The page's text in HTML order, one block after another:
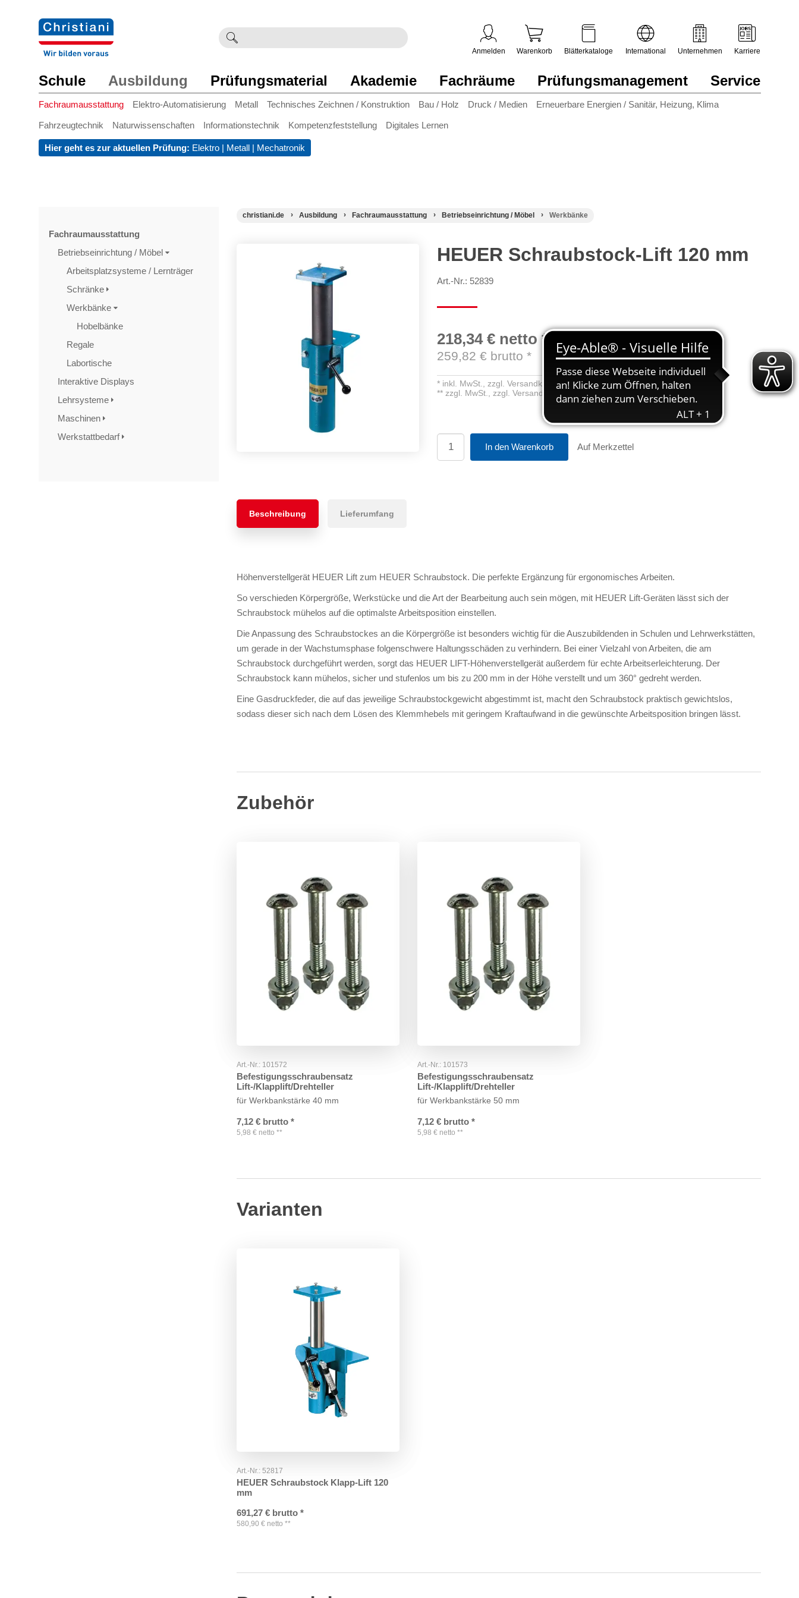
eingeben
Schule Ausbildung
Fachraumausstattung Elektro-Automatisierung Metall Technisches Zeichnen / Konstruktion Bau / Holz Druck / Medien Erneuerbare Energien / Sanitär, Heizung, Klima
Fahrzeugtechnik Naturwissenschaften Informationstechnik Kompetenzfeststellung Digitales Lernen
Prüfungsmaterial Akademie Fachräume Prüfungsmanagement Service
Hier geht es zur aktuellen Prüfung: Elektro | Metall | Mechatronik
Anmelden Warenkorb Blätterkataloge International Unternehmen Karriere
Fachraumausstattung
Betriebseinrichtung / Möbel
Arbeitsplatzsysteme / Lernträger
Schränke
Werkbänke
Hobelbänke
Regale
Labortische
Interaktive Displays
Lehrsysteme
Maschinen
Werkstattbedarf
christiani.de Ausbildung Fachraumausstattung Betriebseinrichtung / Möbel Werkbänke
HEUER Schraubstock-Lift 120 mm
Art.-Nr.: 52839
218,34 € netto **
259,82 € brutto *
* inkl. MwSt.,zzgl. Versandkosten
**zzgl. MwSt.,zzgl. Versandkosten
In den Warenkorb Auf Merkzettel
Beschreibung Lieferumfang
Höhenverstellgerät HEUER Lift zum HEUER Schraubstock. Die perfekte Ergänzung für ergonomisches Arbeiten.
So verschieden Körpergröße, Werkstücke und die Art der Bearbeitung auch sein mögen, mit HEUER Lift-Geräten lässt sich der
Schraubstock mühelos auf die optimalste Arbeitsposition einstellen.
Die Anpassung des Schraubstockes an die Körpergröße ist besonders wichtig für die Auszubildenden in Schulen und Lehrwerkstätten,
um gerade in der Wachstumsphase folgenschwere Haltungsschäden zu verhindern. Bei einer Vielzahl von Arbeiten, die am
Schraubstock durchgeführt werden, sorgt das HEUER LIFT-Höhenverstellgerät außerdem für echte Arbeitserleichterung. Der
Schraubstock kann mühelos, sicher und stufenlos um bis zu 200 mm in der Höhe verstellt und um 360° gedreht werden.
Eine Gasdruckfeder, die auf das jeweilige Schraubstockgewicht abgestimmt ist, macht den Schraubstock praktisch gewichtslos,
sodass dieser sich nach dem Lösen des Klemmhebels mit geringem Kraftaufwand in die gewünschte Arbeitsposition bringen lässt.
Zubehör
Art.-Nr.: 101572
Befestigungsschraubensatz
Lift-/Klapplift/Drehteller
für Werkbankstärke 40 mm
7,12 € brutto *
5,98 € netto **
Art.-Nr.: 101573
Befestigungsschraubensatz
Lift-/Klapplift/Drehteller
für Werkbankstärke 50 mm
7,12 € brutto *
5,98 € netto **
Varianten
Art.-Nr.:52817
HEUER Schraubstock Klapp-Lift 120
mm
691,27 € brutto *
580,90 € netto **